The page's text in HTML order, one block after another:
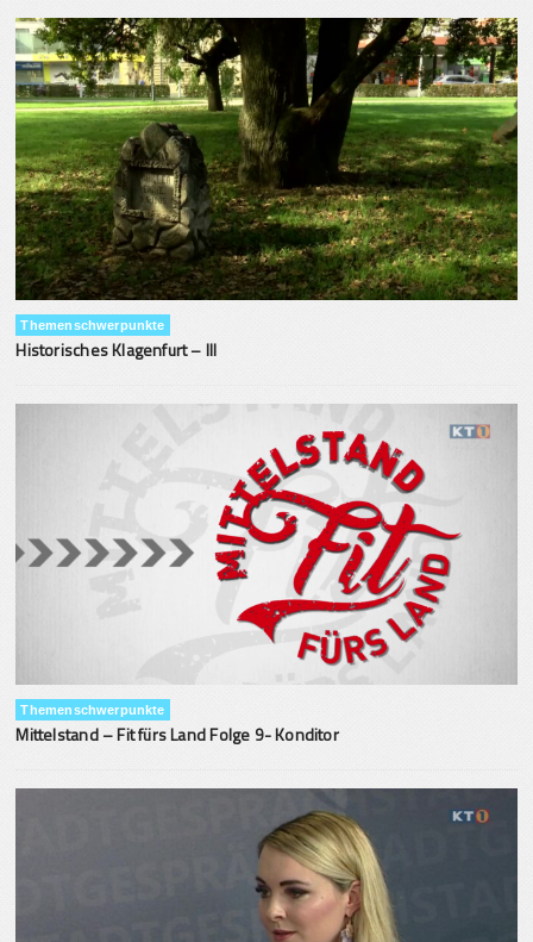
Themenschwerpunkte
Historisches Klagenfurt – III
Themenschwerpunkte
Mittelstand – Fit fürs Land Folge 9- Konditor